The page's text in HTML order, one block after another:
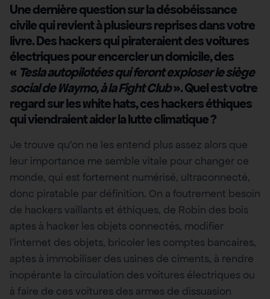
Une dernière question sur la désobéissance
civile qui revient à plusieurs reprises dans votre
livre. Des hackers qui pirateraient des voitures
électriques pour encercler un domicile, des
« Tesla autopilotées qui feront exploser le siège
social de Waymo, à la Fight Club». Quel est votre
regard sur les white hats, ces hackers éthiques
qui viendraient aider la lutte climatique ?
Je trouve qu’on ne les entend plus assez alors que
leur importance me semble vitale pour changer ce
monde, qui est fortement numérisé, ultraconnecté,
donc piratable par définition. On a foutrement besoin
de hackers vaillants et éthiques, de Robin des bois
aptes à hacker les objets connectés, modifier
l’internet des objets, bricoler les comptes bancaires,
aptes à immobiliser des usines de ciments, à rendre
inopérante la circulation des voitures électriques ou
à faire de ces voitures des armes de dissuasion